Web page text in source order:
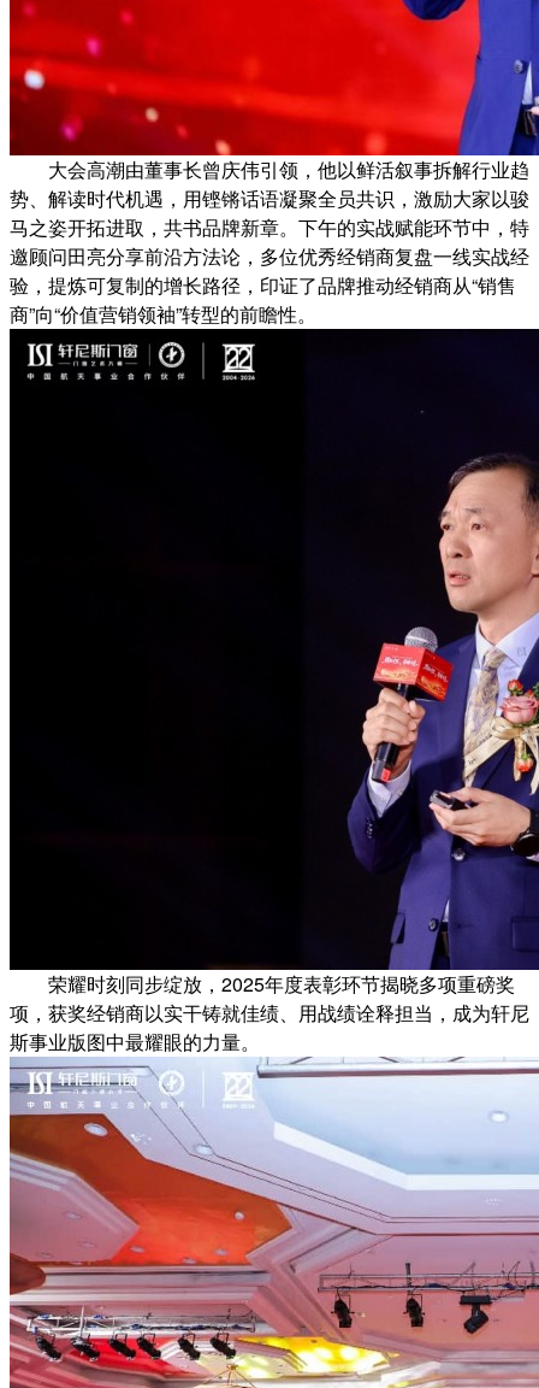
大会高潮由董事长曾庆伟引领，他以鲜活叙事拆解行业趋
势、解读时代机遇，用铿锵话语凝聚全员共识，激励大家以骏
马之姿开拓进取，共书品牌新章。下午的实战赋能环节中，特
邀顾问田亮分享前沿方法论，多位优秀经销商复盘一线实战经
验，提炼可复制的增长路径，印证了品牌推动经销商从“销售
商”向“价值营销领袖”转型的前瞻性。
荣耀时刻同步绽放，2025年度表彰环节揭晓多项重磅奖
项，获奖经销商以实干铸就佳绩、用战绩诠释担当，成为轩尼
斯事业版图中最耀眼的力量。